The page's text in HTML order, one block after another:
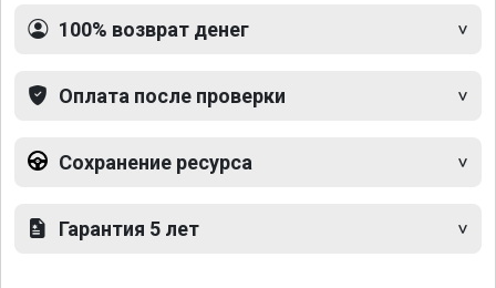
100% возврат денег
Оплата после проверки
Сохранение ресурса
Гарантия 5 лет